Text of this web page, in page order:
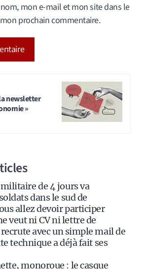
mon e-mail et mon site dans le
prochain commentaire.
newsletter
»
de 4 jours va
dans le sud de
allez devoir participer
veut ni CV ni lettre de
avec un simple mail de
technique a déjà fait ses
monoroue : le casque